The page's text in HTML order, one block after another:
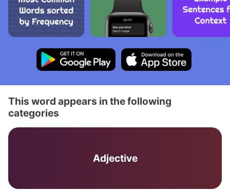
This word appears in the following
categories
Adjective